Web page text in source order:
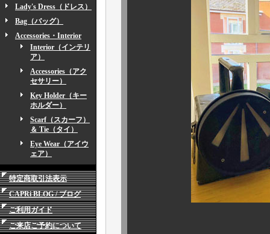
Lady's Dress（ドレス）
Bag（バッグ）
Accessories・Interior
Interior（インテリ
ア）
Accessories（アク
セサリー）
Key Holder（キー
ホルダー）
Scarf（スカーフ）
＆ Tie（タイ）
Eye Wear（アイウ
ェア）
特定商取引法表示
CAPRi BLOG / ブログ
ご利用ガイド
ご来店ご予約について